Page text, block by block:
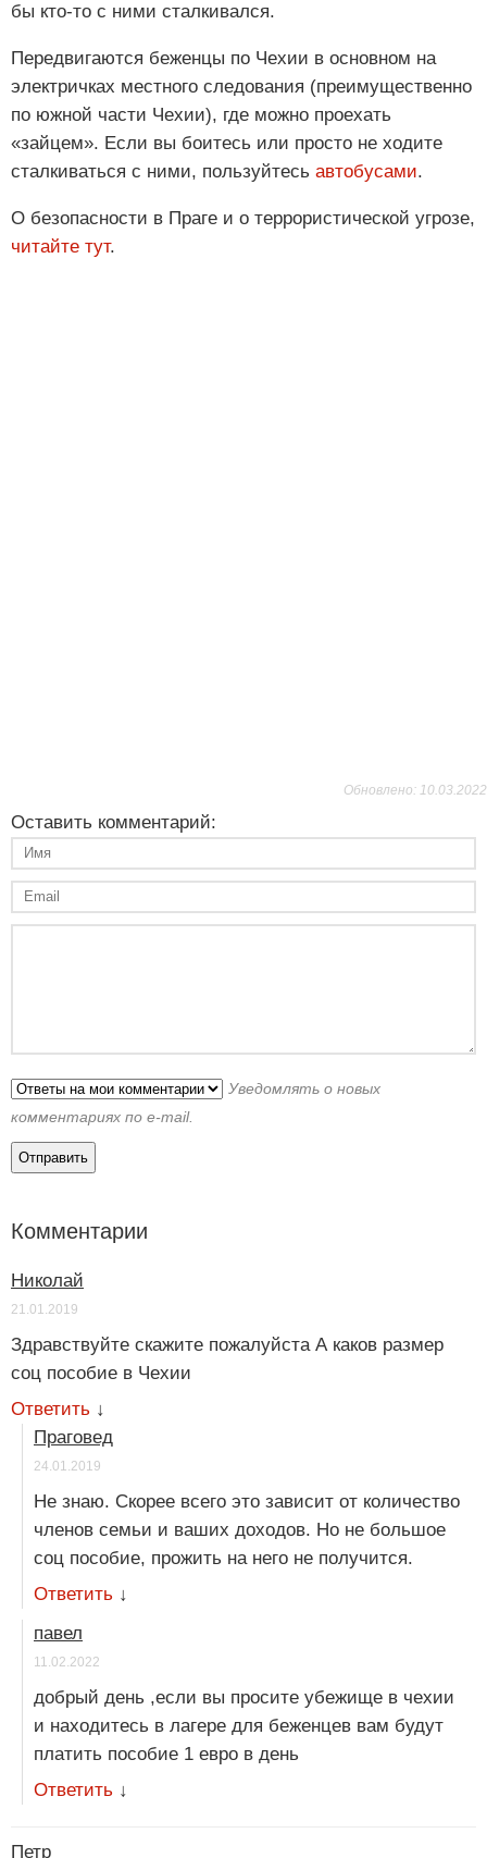
бы кто-то с ними сталкивался.
Передвигаются беженцы по Чехии в основном на
электричках местного следования (преимущественно
по южной части Чехии), где можно проехать
«зайцем». Если вы боитесь или просто не ходите
сталкиваться с ними, пользуйтесь автобусами.
О безопасности в Праге и о террористической угрозе,
читайте тут.
Обновлено: 10.03.2022
Оставить комментарий:
Уведомлять о новых
комментариях по e-mail.
Комментарии
Николай
21.01.2019
Здравствуйте скажите пожалуйста А каков размер
соц пособие в Чехии
Ответить ↓
Праговед
24.01.2019
Не знаю. Скорее всего это зависит от количество
членов семьи и ваших доходов. Но не большое
соц пособие, прожить на него не получится.
Ответить ↓
павел
11.02.2022
добрый день ,если вы просите убежище в чехии
и находитесь в лагере для беженцев вам будут
платить пособие 1 евро в день
Ответить ↓
Петр